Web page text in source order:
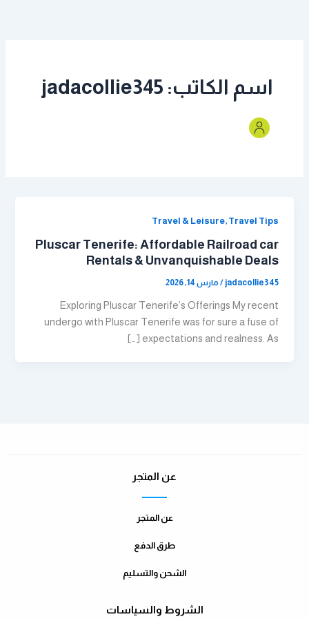
اسم الكاتب: jadacollie345
Travel & Leisure, Travel Tips
Pluscar Tenerife: Affordable Railroad car
Rentals & Unvanquishable Deals
jadacollie345
/ مارس 14, 2026
Exploring Pluscar Tenerife’s Offerings My recent
undergo with Pluscar Tenerife was for sure a fuse of
expectations and realness. As […]
عن المتجر
عن المتجر
طرق الدفع
الشحن والتسليم
الشروط والسياسات